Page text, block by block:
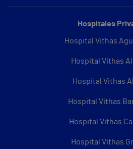
Hospitales
Hospital Vithas
Hospital Vithas
Hospital Vithas
Hospital Vithas
Hospital Vithas
Hospital Vithas